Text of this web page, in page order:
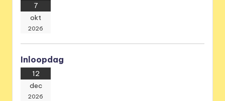
7
okt
2026
Inloopdag
12
dec
2026